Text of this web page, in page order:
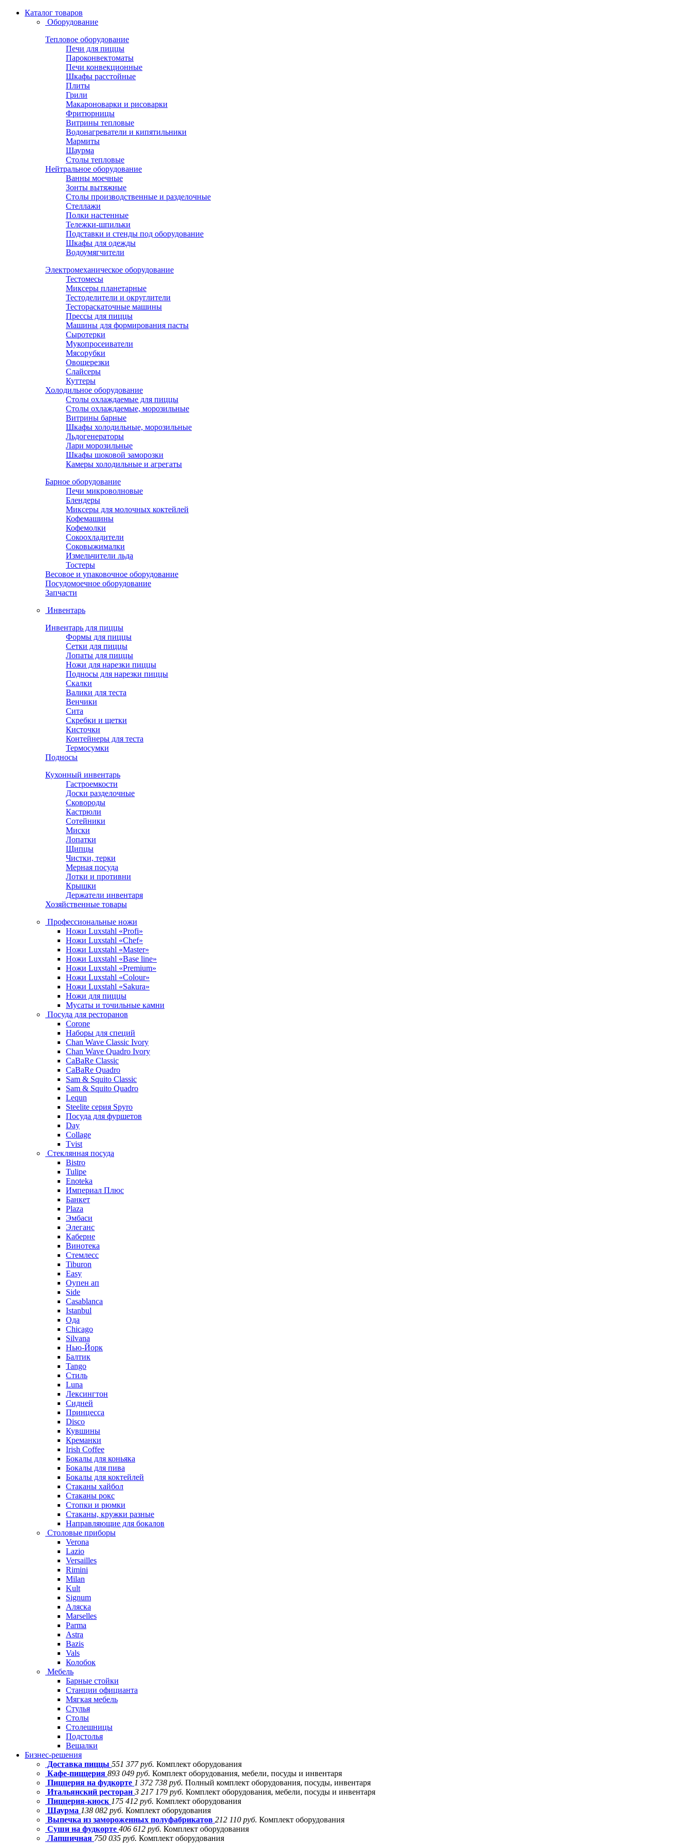
Каталог товаров
Оборудование
Тепловое оборудование
Печи для пиццы
Пароконвектоматы
Печи конвекционные
Шкафы расстойные
Плиты
Грили
Макароноварки и рисоварки
Фритюрницы
Витрины тепловые
Водонагреватели и кипятильники
Мармиты
Шаурма
Столы тепловые
Нейтральное оборудование
Ванны моечные
Зонты вытяжные
Столы производственные и разделочные
Стеллажи
Полки настенные
Тележки-шпильки
Подставки и стенды под оборудование
Шкафы для одежды
Водоумягчители
Электромеханическое оборудование
Тестомесы
Миксеры планетарные
Тестоделители и округлители
Тестораскаточные машины
Прессы для пиццы
Машины для формирования пасты
Сыротерки
Мукопросеиватели
Мясорубки
Овощерезки
Слайсеры
Куттеры
Холодильное оборудование
Столы охлаждаемые для пиццы
Столы охлаждаемые, морозильные
Витрины барные
Шкафы холодильные, морозильные
Льдогенераторы
Лари морозильные
Шкафы шоковой заморозки
Камеры холодильные и агрегаты
Барное оборудование
Печи микроволновые
Блендеры
Миксеры для молочных коктейлей
Кофемашины
Кофемолки
Сокоохладители
Соковыжималки
Измельчители льда
Тостеры
Весовое и упаковочное оборудование
Посудомоечное оборудование
Запчасти
Инвентарь
Инвентарь для пиццы
Формы для пиццы
Сетки для пиццы
Лопаты для пиццы
Ножи для нарезки пиццы
Подносы для нарезки пиццы
Скалки
Валики для теста
Венчики
Сита
Скребки и щетки
Кисточки
Контейнеры для теста
Термосумки
Подносы
Кухонный инвентарь
Гастроемкости
Доски разделочные
Сковороды
Кастрюли
Сотейники
Миски
Лопатки
Щипцы
Чистки, терки
Мерная посуда
Лотки и противни
Крышки
Держатели инвентаря
Хозяйственные товары
Профессиональные ножи
Ножи Luxstahl «Profi»
Ножи Luxstahl «Chef»
Ножи Luxstahl «Master»
Ножи Luxstahl «Base line»
Ножи Luxstahl «Premium»
Ножи Luxstahl «Colour»
Ножи Luxstahl «Sakura»
Ножи для пиццы
Мусаты и точильные камни
Посуда для ресторанов
Corone
Наборы для специй
Chan Wave Classic Ivory
Chan Wave Quadro Ivory
CaBaRe Classic
CaBaRe Quadro
Sam & Squito Classic
Sam & Squito Quadro
Lequn
Steelite серия Spyro
Посуда для фуршетов
Day
Collage
Tvist
Стеклянная посуда
Bistro
Tulipe
Enoteka
Империал Плюс
Банкет
Plaza
Эмбаси
Элеганс
Каберне
Винотека
Стемлесс
Tiburon
Easy
Оупен ап
Side
Casablanca
Istanbul
Ода
Chicago
Silvana
Нью-Йорк
Балтик
Tango
Стиль
Luna
Лексингтон
Сидней
Принцесса
Disco
Кувшины
Креманки
Irish Coffee
Бокалы для коньяка
Бокалы для пива
Бокалы для коктейлей
Стаканы хайбол
Стаканы рокс
Стопки и рюмки
Стаканы, кружки разные
Направляющие для бокалов
Столовые приборы
Verona
Lazio
Versailles
Rimini
Milan
Kult
Signum
Аляска
Marselles
Parma
Astra
Bazis
Vals
Колобок
Мебель
Барные стойки
Станции официанта
Мягкая мебель
Стулья
Столы
Столешницы
Подстолья
Вешалки
Бизнес-решения
Доставка пиццы 551 377 руб. Комплект оборудования
Кафе-пиццерия 893 049 руб. Комплект оборудования, мебели, посуды и инвентаря
Пиццерия на фудкорте 1 372 738 руб. Полный комплект оборудования, посуды, инвентаря
Итальянский ресторан 3 217 179 руб. Комплект оборудования, мебели, посуды и инвентаря
Пиццерия-киоск 175 412 руб. Комплект оборудования
Шаурма 138 082 руб. Комплект оборудования
Выпечка из замороженных полуфабрикатов 212 110 руб. Комплект оборудования
Суши на фудкорте 406 612 руб. Комплект оборудования
Лапшичная 750 035 руб. Комплект оборудования